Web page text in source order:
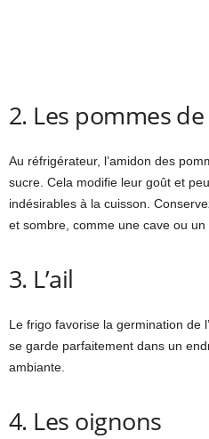
2. Les pommes
Au réfrigérateur, l’amidon des
sucre. Cela modifie leur goût et
indésirables à la cuisson.
et sombre, comme une cave ou un
3. L’ail
Le frigo favorise la germination de
se garde parfaitement dans un
ambiante.
4. Les oignons